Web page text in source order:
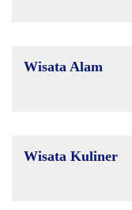
Wisata Alam
Wisata Kuliner